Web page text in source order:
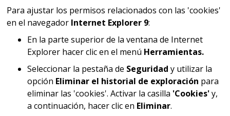
Para ajustar los permisos relacionados con las 'cookies'
en el navegador Internet Explorer 9:
En la parte superior de la ventana de Internet
Explorer hacer clic en el menú Herramientas.
Seleccionar la pestaña de Seguridad y utilizar la
opción Eliminar el historial de exploración para
eliminar las 'cookies'. Activar la casilla 'Cookies'y,
a continuación, hacer clic en Eliminar.